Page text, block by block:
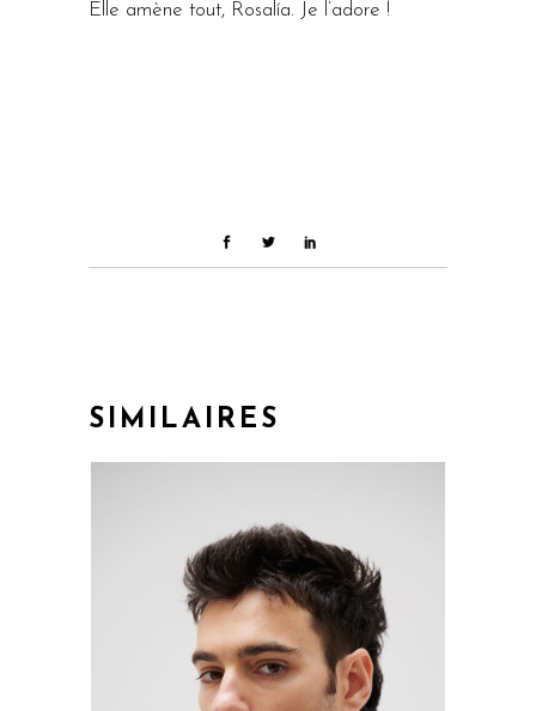
Elle amène tout, Rosalía. Je l’adore !
SIMILAIRES